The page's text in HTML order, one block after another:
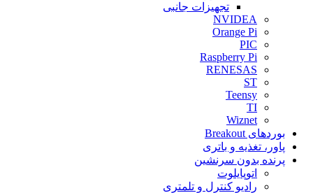
تجهیزات جانبی
NVIDEA
Orange Pi
PIC
Raspberry Pi
RENESAS
ST
Teensy
TI
Wiznet
بوردهای Breakout
پاور، تغذيه و باتری
پرنده بدون سرنشين
اتوپايلوت
رادیو کنترل و تلمتری